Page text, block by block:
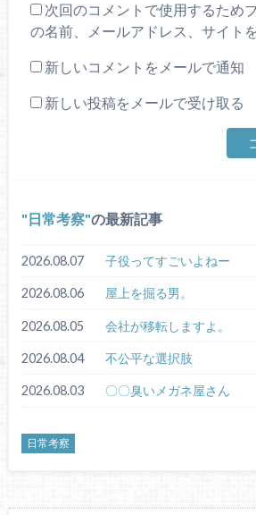
次回のコメントで使用するため
の名前、メールアドレス、サイト
新しいコメントをメールで通知
新しい投稿をメールで受け取る
日常考察 の最新記事
2026.08.07 子役ってすごいよねー
2026.08.06 屋上を掘る男。
2026.08.05 会社が移転しますよ。
2026.08.04 不公平な選択肢
2026.08.03 〇〇臭いメガネ屋さん
日常考察